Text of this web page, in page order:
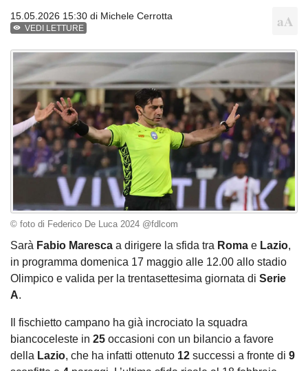
15.05.2026 15:30 di Michele Cerrotta
VEDI LETTURE
© foto di Federico De Luca 2024 @fdlcom
Sarà Fabio Maresca a dirigere la sfida tra Roma e Lazio,
in programma domenica 17 maggio alle 12.00 allo stadio
Olimpico e valida per la trentasettesima giornata di Serie
A.
Il fischietto campano ha già incrociato la squadra
biancoceleste in 25 occasioni con un bilancio a favore
della Lazio, che ha infatti ottenuto 12 successi a fronte di 9